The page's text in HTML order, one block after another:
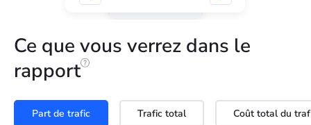
Ce que vous verrez dans le
rapport
Part de trafic Trafic total Coût total du